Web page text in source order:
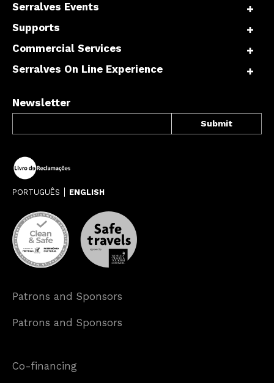
Serralves Events
Supports
Commercial Services
Serralves On Line Experience
Newsletter
PORTUGUÊS ENGLISH
Patrons and Sponsors
Patrons and Sponsors
Co-financing